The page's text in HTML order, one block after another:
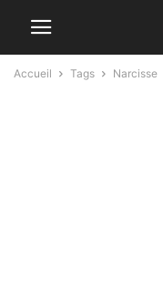
Accueil Tags Narcisse